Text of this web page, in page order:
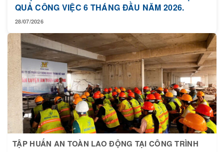
28/07/2026
TẬP HUẤN AN TOÀN LAO ĐỘNG TẠI CÔNG TRÌNH
24/07/2026